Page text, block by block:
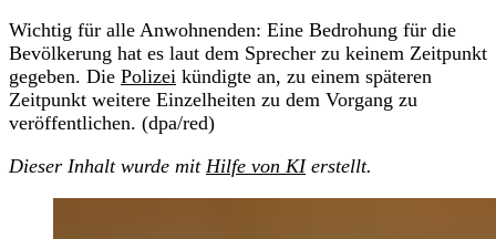
Wichtig für alle Anwohnenden: Eine Bedrohung für die
Bevölkerung hat es laut dem Sprecher zu keinem Zeitpunkt
gegeben. Die Polizei kündigte an, zu einem späteren
Zeitpunkt weitere Einzelheiten zu dem Vorgang zu
veröffentlichen. (dpa/red)
Dieser Inhalt wurde mit Hilfe von KIerstellt.